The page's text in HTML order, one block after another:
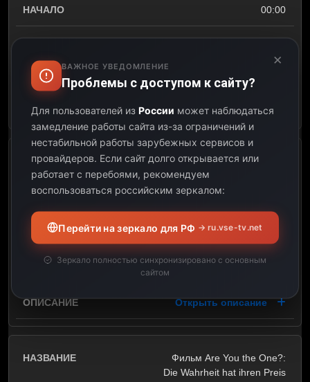
00:00
Открыть описание
Geordie Shore: Chloes
Annäherungsversuch
01:40
Открыть описание
Фильм Are You the One?:
Die Wahrheit hat ihren Preis
×
ВАЖНОЕ УВЕДОМЛЕНИЕ
Проблемы с доступом к сайту?
Для пользователей из России может наблюдаться
замедление работы сайта из-за ограничений и
нестабильной работы зарубежных сервисов и
провайдеров. Если сайт долго открывается или
работает с перебоями, рекомендуем
воспользоваться российским зеркалом:
Перейти на зеркало для РФ → ru.vse-tv.net
Зеркало полностью синхронизировано с основным
сайтом